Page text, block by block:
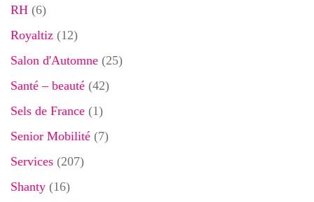
RH (6)
Royaltiz (12)
Salon d'Automne (25)
Santé – beauté (42)
Sels de France (1)
Senior Mobilité (7)
Services (207)
Shanty (16)